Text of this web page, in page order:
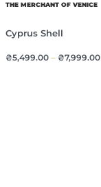
THE MERCHANT OF VENICE
Cyprus Shell
₴5,499.00– ₴7,999.00